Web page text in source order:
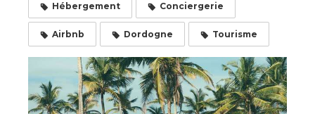
Hébergement Conciergerie
Airbnb Dordogne Tourisme